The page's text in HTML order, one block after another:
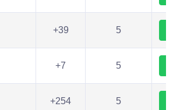
+39 5
+7 5
+254 5